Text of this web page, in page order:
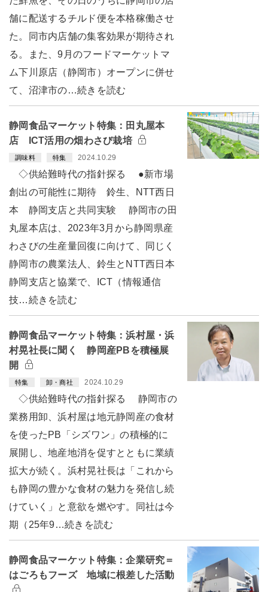
舗に配送するチルド便を本格稼働させ
た。同市内店舗の集客効果が期待され
る。また、9月のフードマーケットマ
ム下川原店（静岡市）オープンに併せ
て、沼津市の…続きを読む
静岡食品マーケット特集：田丸屋本
店 ICT活用の畑わさび栽培
調味料 特集 2024.10.29
◇供給難時代の指針探る ●新市場
創出の可能性に期待 鈴生、NTT西日
本 静岡支店と共同実験 静岡市の田
丸屋本店は、2023年3月から静岡県産
わさびの生産量回復に向けて、同じく
静岡市の農業法人、鈴生とNTT西日本
静岡支店と協業で、ICT（情報通信
技…続きを読む
静岡食品マーケット特集：浜村屋・浜
村晃社長に聞く 静岡産PBを積極展
開
特集 卸・商社 2024.10.29
◇供給難時代の指針探る 静岡市の
業務用卸、浜村屋は地元静岡産の食材
を使ったPB「シズワン」の積極的に
展開し、地産地消を促すとともに業績
拡大が続く。浜村晃社長は「これから
も静岡の豊かな食材の魅力を発信し続
けていく」と意欲を燃やす。同社は今
期（25年9…続きを読む
静岡食品マーケット特集：企業研究＝
はごろもフーズ 地域に根差した活動